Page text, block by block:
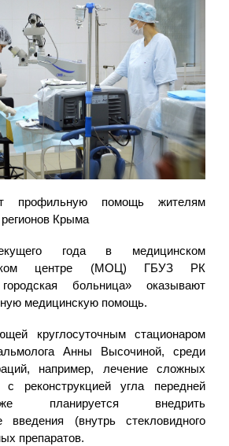
профильную помощь жителям
Крыма
года в медицинском
центре (МОЦ) ГБУЗ РК
больница» оказывают
медицинскую помощь.
круглосуточным стационаром
Анны Высочиной, среди
например, лечение сложных
с реконструкцией угла передней
планируется внедрить
введения (внутрь стекловидного
препаратов.